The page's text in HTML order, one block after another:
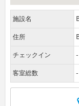
施設名
住所
チェックイン -
客室総数 -